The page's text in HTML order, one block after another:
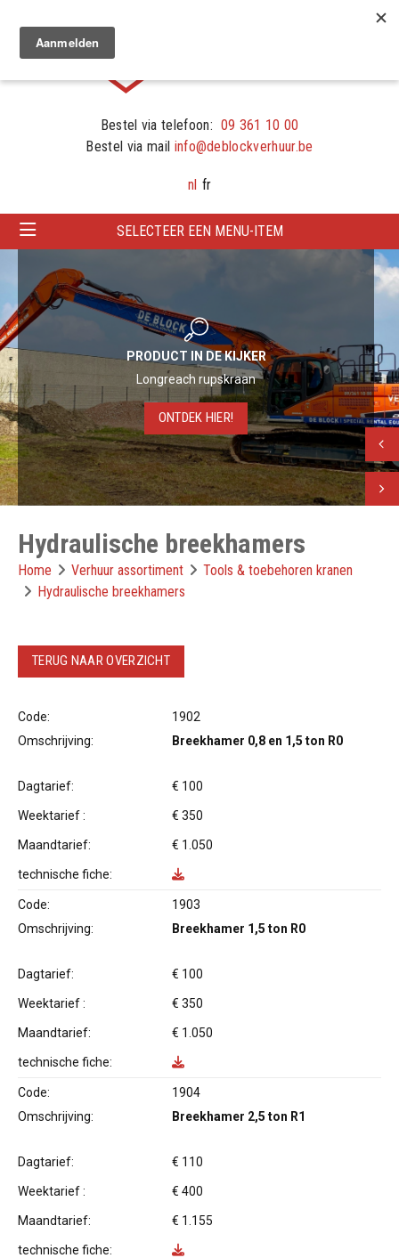
Bestel via telefoon: 09 361 10 00
Bestel via mail info@deblockverhuur.be
nl fr
SELECTEER EEN MENU-ITEM
PRODUCT IN DE KIJKER
Longreach rupskraan
ONTDEK HIER!
Hydraulische breekhamers
Home Verhuur assortiment
Tools & toebehoren kranen
Hydraulische breekhamers
TERUG NAAR OVERZICHT
Code:
1902
Omschrijving:
Breekhamer 0,8 en 1,5 ton R0
Dagtarief: € 100
Weektarief : € 350
Maandtarief: € 1.050
technische fiche:
Code:
1903
Omschrijving:
Breekhamer 1,5 ton R0
Dagtarief: € 100
Weektarief : € 350
Maandtarief: € 1.050
technische fiche:
Code:
1904
Omschrijving:
Breekhamer 2,5 ton R1
Dagtarief: € 110
Weektarief : € 400
Maandtarief: € 1.155
technische fiche: